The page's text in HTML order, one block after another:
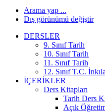
Arama yap ...
Dış görünümü değiştir
DERSLER
9. Sınıf Tarih
10. Sınıf Tarih
11. Sınıf Tarih
12. Sınıf T.C.
İÇERIKLER
Ders Kitapları
Tarih Ders
Açık